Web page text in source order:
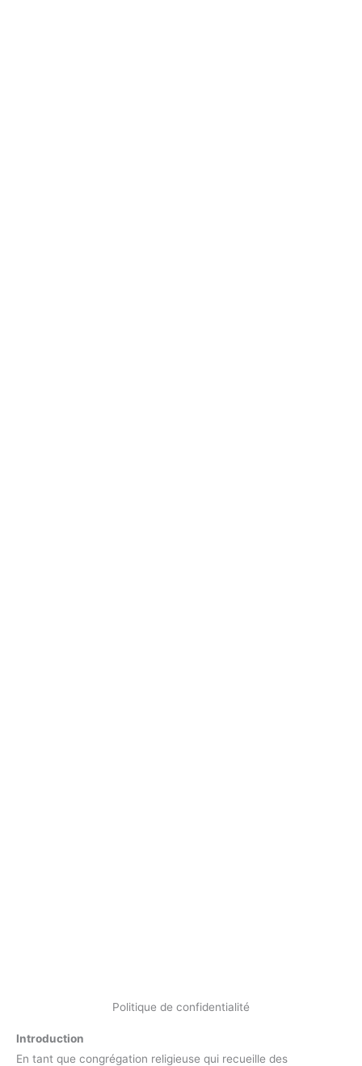
Politique de confidentialité
Introduction
En tant que congrégation religieuse qui recueille des